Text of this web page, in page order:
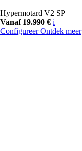
Hypermotard V2 SP
Vanaf 19.990 € i
Configureer Ontdek meer